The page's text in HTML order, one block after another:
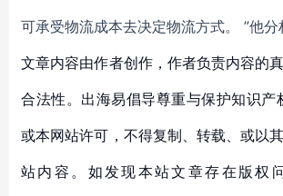
可承受物流成本去决定物流方式。 ”他分
文章内容由作者创作，作者负责内容的
合法性。出海易倡导尊重与保护知识产
或本网站许可，不得复制、转载、或以
站内容。如发现本站文章存在版权